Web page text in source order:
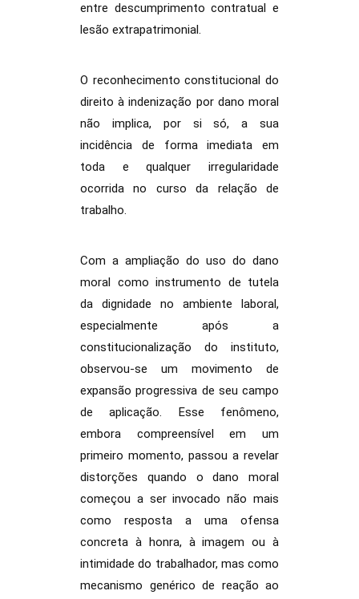
entre descumprimento contratual e
lesão extrapatrimonial.
O reconhecimento constitucional do
direito à indenização por dano moral
não implica, por si só, a sua
incidência de forma imediata em
toda e qualquer irregularidade
ocorrida no curso da relação de
trabalho.
Com a ampliação do uso do dano
moral como instrumento de tutela
da dignidade no ambiente laboral,
especialmente após a
constitucionalização do instituto,
observou-se um movimento de
expansão progressiva de seu campo
de aplicação. Esse fenômeno,
embora compreensível em um
primeiro momento, passou a revelar
distorções quando o dano moral
começou a ser invocado não mais
como resposta a uma ofensa
concreta à honra, à imagem ou à
intimidade do trabalhador, mas como
mecanismo genérico de reação ao